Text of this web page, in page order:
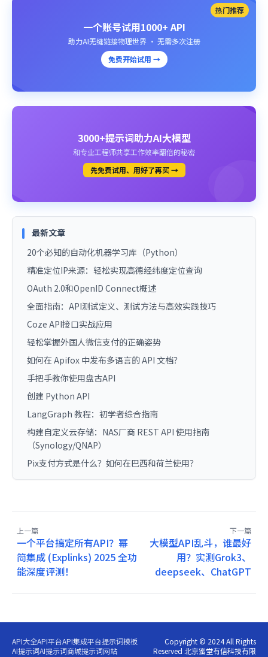
热门推荐
一个账号试用1000+ API
助力AI无缝链接物理世界 · 无需多次注册
免费开始试用 →
3000+提示词助力AI大模型
和专业工程师共享工作效率翻倍的秘密
先免费试用、用好了再买 →
最新文章
20个必知的自动化机器学习库（Python）
精准定位IP来源：轻松实现高德经纬度定位查询
OAuth 2.0和OpenID Connect概述
全面指南：API测试定义、测试方法与高效实践技巧
Coze API接口实战应用
轻松掌握外国人微信支付的正确姿势
如何在 Apifox 中发布多语言的 API 文档？
手把手教你使用盘古API
创建 Python API
LangGraph 教程：初学者综合指南
构建自定义云存储：NAS厂商 REST API 使用指南
（Synology/QNAP）
Pix支付方式是什么？如何在巴西和荷兰使用？
上一篇
一个平台搞定所有API？幂
简集成 (Explinks) 2025 全功
能深度评测！
下一篇
大模型API乱斗，谁最好
用？实测Grok3、
deepseek、ChatGPT
API大全API平台API集成平台提示词模板
AI提示词AI提示词商城提示词网站
Copyright © 2024 All Rights
Reserved 北京蜜堂有信科技有限